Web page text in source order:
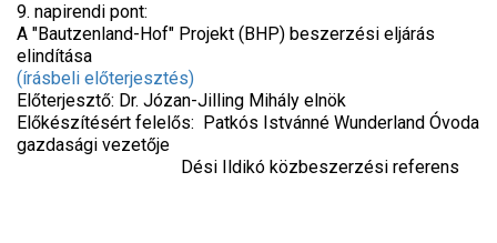
9. napirendi pont:
A "Bautzenland-Hof" Projekt (BHP) beszerzési eljárás
elindítása
(írásbeli előterjesztés)
Előterjesztő: Dr. Józan-Jilling Mihály elnök
Előkészítésért felelős: Patkós Istvánné Wunderland Óvoda
gazdasági vezetője
Dési Ildikó közbeszerzési referens